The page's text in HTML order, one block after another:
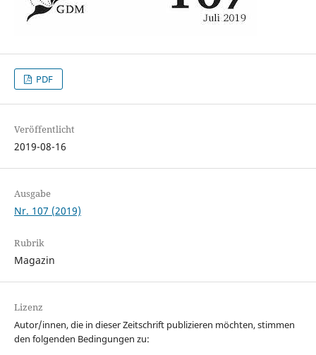
PDF
Veröffentlicht
2019-08-16
Ausgabe
Nr. 107 (2019)
Rubrik
Magazin
Lizenz
Autor/innen, die in dieser Zeitschrift publizieren möchten, stimmen
den folgenden Bedingungen zu: